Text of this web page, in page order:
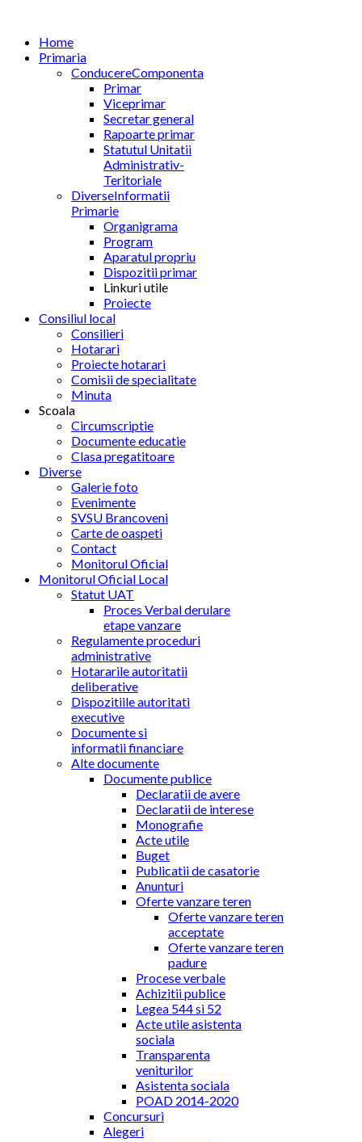
Home
Primaria
ConducereComponenta
Primar
Viceprimar
Secretar general
Rapoarte primar
Statutul Unitatii
Administrativ-
Teritoriale
DiverseInformatii
Primarie
Organigrama
Program
Aparatul propriu
Dispozitii primar
Linkuri utile
Proiecte
Consiliul local
Consilieri
Hotarari
Proiecte hotarari
Comisii de specialitate
Minuta
Scoala
Circumscriptie
Documente educatie
Clasa pregatitoare
Diverse
Galerie foto
Evenimente
SVSU Brancoveni
Carte de oaspeti
Contact
Monitorul Oficial
Monitorul Oficial Local
Statut UAT
Proces Verbal derulare
etape vanzare
Regulamente proceduri
administrative
Hotararile autoritatii
deliberative
Dispozitiile autoritati
executive
Documente si
informatii financiare
Alte documente
Documente publice
Declaratii de avere
Declaratii de interese
Monografie
Acte utile
Buget
Publicatii de casatorie
Anunturi
Oferte vanzare teren
Oferte vanzare teren
acceptate
Oferte vanzare teren
padure
Procese verbale
Achizitii publice
Legea 544 si 52
Acte utile asistenta
sociala
Transparenta
veniturilor
Asistenta sociala
POAD 2014-2020
Concursuri
Alegeri